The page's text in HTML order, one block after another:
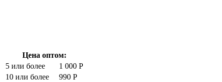
Цена оптом:
5 или более
1 000 Р
10 или более
990 Р